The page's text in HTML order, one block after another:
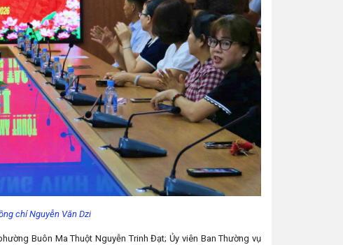
chí Nguyễn Văn Dzi
Buôn Ma Thuột Nguyễn Trinh Đạt; Ủy viên Ban Thường vụ